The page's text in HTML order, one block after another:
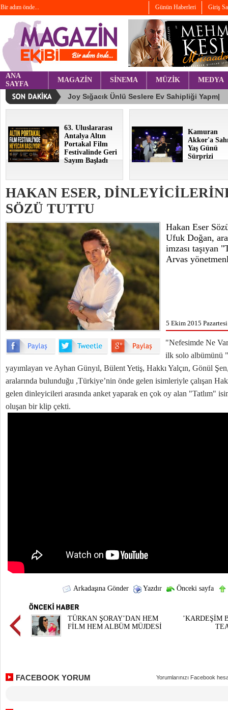
Bir adım önde... Günün Haberleri Giriş
ANA
SAYFA
MAGAZİN SİNEMA MÜZİK MEDYA
63. Uluslararası
Antalya Altın
Portakal Film
Festivalinde Geri
Sayım Başladı
Kamuran
Akkor'a
Yaş Günü
Sürprizi
HAKAN ESER,
SÖZÜ TUTTU
Hakan Eser
Ufuk Doğan,
imzası taşıyan
Arvas
5 Ekim 2015
"Nefesimde Ne
ilk solo albümünü
yayımlayan ve Ayhan Günyıl, Bülent Yetiş, Hakkı Yalçın, Gönül
aralarında bulunduğu ,Türkiye’nin önde gelen isimleriyle çalışan
gelen dinleyicileri arasında anket yaparak en çok oy alan "Tatlım"
oluşan bir klip çekti.
Arkadaşına Gönder Yazdır Önceki sayfa
TÜRKAN ŞORAY’DAN HEM
FİLM HEM ALBÜM MÜJDESİ
’KARDEŞİM
FACEBOOK YORUM Yorumlarınızı Facebook